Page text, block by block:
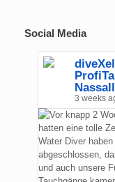
Social Media
Nassall
3 weeks